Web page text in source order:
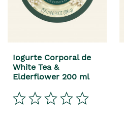
Iogurte Corporal de
White Tea &
Elderflower 200 ml